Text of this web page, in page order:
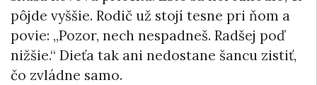
pôjde vyššie. Rodič už stojí tesne pri ňom a
povie: „Pozor, nech nespadneš. Radšej poď
nižšie.“ Dieťa tak ani nedostane šancu zistiť,
čo zvládne samo.